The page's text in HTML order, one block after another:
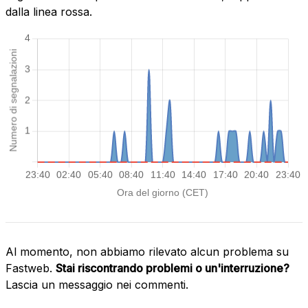
dalla linea rossa.
Al momento, non abbiamo rilevato alcun problema su
Fastweb. Stai riscontrando problemi o un'interruzione?
Lascia un messaggio nei commenti.